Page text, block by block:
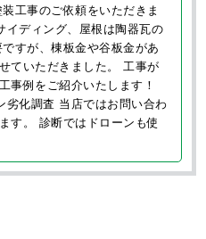
工事のご依頼をいただきま
イディング、屋根は陶器瓦の
すが、棟板金や谷板金があ
ていただきました。 工事が
事例をご紹介いたします！
化調査 当店ではお問い合わ
す。 診断ではドローンも使